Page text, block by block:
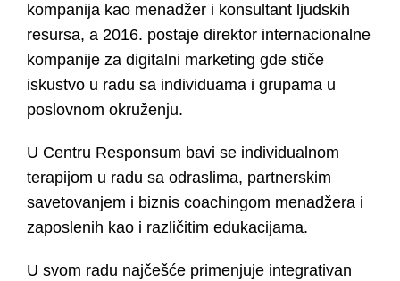
kompanija kao menadžer i konsultant ljudskih
resursa, a 2016. postaje direktor internacionalne
kompanije za digitalni marketing gde stiče
iskustvo u radu sa individuama i grupama u
poslovnom okruženju.
U Centru Responsum bavi se individualnom
terapijom u radu sa odraslima, partnerskim
savetovanjem i biznis coachingom menadžera i
zaposlenih kao i različitim edukacijama.
U svom radu najčešće primenjuje integrativan